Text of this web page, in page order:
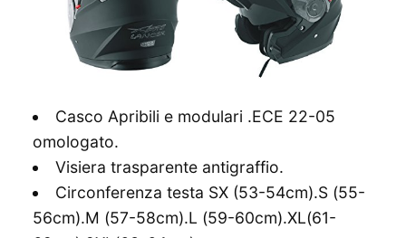
Casco Apribili e modulari .ECE 22-05
omologato.
Visiera trasparente antigraffio.
Circonferenza testa SX (53-54cm).S (55-
56cm).M (57-58cm).L (59-60cm).XL(61-